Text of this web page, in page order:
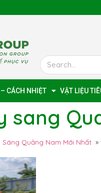
CÁCH NHIỆT VẬT LIỆU
sang
Quảng Nam Mới Nhất »